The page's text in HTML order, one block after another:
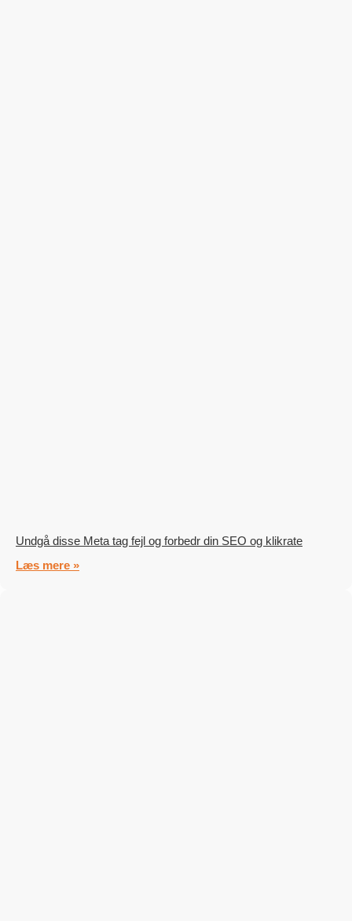
Undgå disse Meta tag fejl og forbedr din SEO og klikrate
Læs mere »